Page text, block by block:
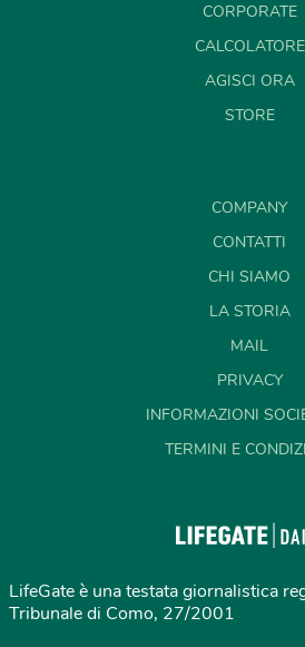
CORPORATE
CALCOLATORE
AGISCI ORA
STORE
COMPANY
CONTATTI
CHI SIAMO
LA STORIA
MAIL
PRIVACY
INFORMAZIONI
TERMINI E
LifeGate è una testata giornalistica
Tribunale di Como, 27/2001